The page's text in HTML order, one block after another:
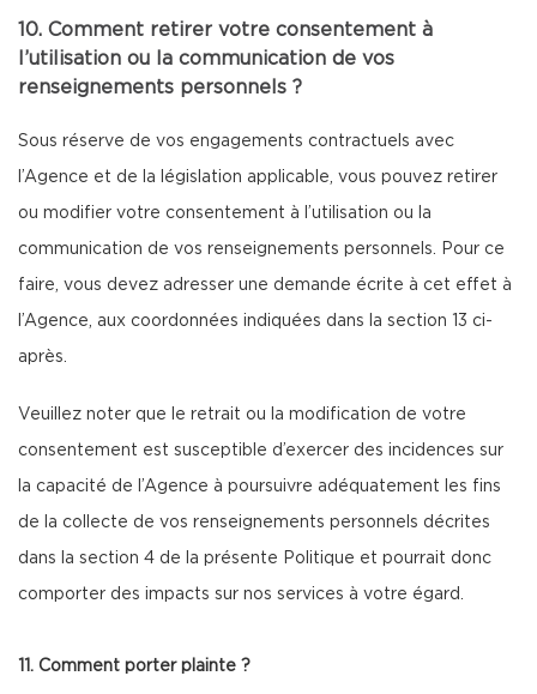
10. Comment retirer votre consentement à
l’utilisation ou la communication de vos
renseignements personnels ?
Sous réserve de vos engagements contractuels avec
l’Agence et de la législation applicable, vous pouvez retirer
ou modifier votre consentement à l’utilisation ou la
communication de vos renseignements personnels. Pour ce
faire, vous devez adresser une demande écrite à cet effet à
l’Agence, aux coordonnées indiquées dans la section 13 ci-
après.
Veuillez noter que le retrait ou la modification de votre
consentement est susceptible d’exercer des incidences sur
la capacité de l’Agence à poursuivre adéquatement les fins
de la collecte de vos renseignements personnels décrites
dans la section 4 de la présente Politique et pourrait donc
comporter des impacts sur nos services à votre égard.
11. Comment porter plainte ?